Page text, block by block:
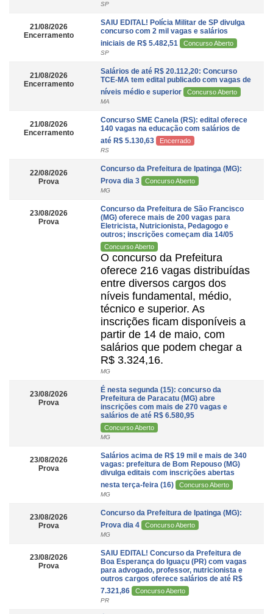
SP
21/08/2026
Encerramento
SAIU EDITAL! Polícia Militar de SP divulga
concurso com 2 mil vagas e salários
iniciais de R$ 5.482,51
Concurso Aberto
SP
21/08/2026
Encerramento
Salários de até R$ 20.112,20: Concurso
TCE-MA tem edital publicado com vagas de
níveis médio e superior
Concurso Aberto
MA
21/08/2026
Encerramento
Concurso SME Canela (RS): edital oferece
140 vagas na educação com salários de
até R$ 5.130,63
Encerrado
RS
22/08/2026
Prova
Concurso da Prefeitura de Ipatinga (MG):
Prova dia 3
Concurso Aberto
MG
23/08/2026
Prova
Concurso da Prefeitura de São Francisco
(MG) oferece mais de 200 vagas para
Eletricista, Nutricionista, Pedagogo e
outros; inscrições começam dia 14/05
Concurso Aberto
O concurso da Prefeitura
oferece 216 vagas distribuídas
entre diversos cargos dos
níveis fundamental, médio,
técnico e superior. As
inscrições ficam disponíveis a
partir de 14 de maio, com
salários que podem chegar a
R$ 3.324,16.
MG
23/08/2026
Prova
É nesta segunda (15): concurso da
Prefeitura de Paracatu (MG) abre
inscrições com mais de 270 vagas e
salários de até R$ 6.580,95
Concurso Aberto
MG
23/08/2026
Prova
Salários acima de R$ 19 mil e mais de 340
vagas: prefeitura de Bom Repouso (MG)
divulga editais com inscrições abertas
nesta terça-feira (16)
Concurso Aberto
MG
23/08/2026
Prova
Concurso da Prefeitura de Ipatinga (MG):
Prova dia 4
Concurso Aberto
MG
23/08/2026
Prova
SAIU EDITAL! Concurso da Prefeitura de
Boa Esperança do Iguaçu (PR) com vagas
para advogado, professor, nutricionista e
outros cargos oferece salários de até R$
7.321,86
Concurso Aberto
PR